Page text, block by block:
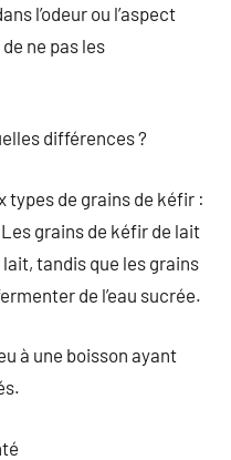
l’odeur ou l’aspect
ne pas les
différences ?
types de grains de kéfir :
grains de kéfir de lait
tandis que les grains
de l’eau sucrée.
à une boisson ayant